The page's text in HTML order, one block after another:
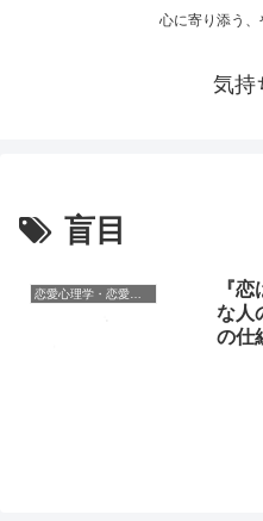
心に寄り添う、
気持
盲目
恋愛心理学・恋愛の科学
『
な人
の仕